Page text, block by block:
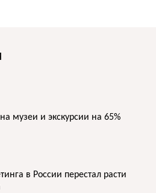
музеи и экскурсии на 65%
в России перестал расти